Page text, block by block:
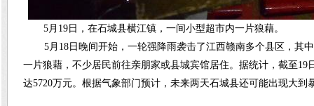
5月19日，在石城县横江镇，一间小型超市内一片狼藉。
5月18日晚间开始，一轮强降雨袭击了江西赣南多个县区，其
一片狼藉，不少居民前往亲朋家或县城宾馆居住。据统计，截至
达5720万元。根据气象部门预计，未来两天石城县还可能出现大到